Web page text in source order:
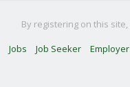
By registering on this
Jobs
Job Seeker